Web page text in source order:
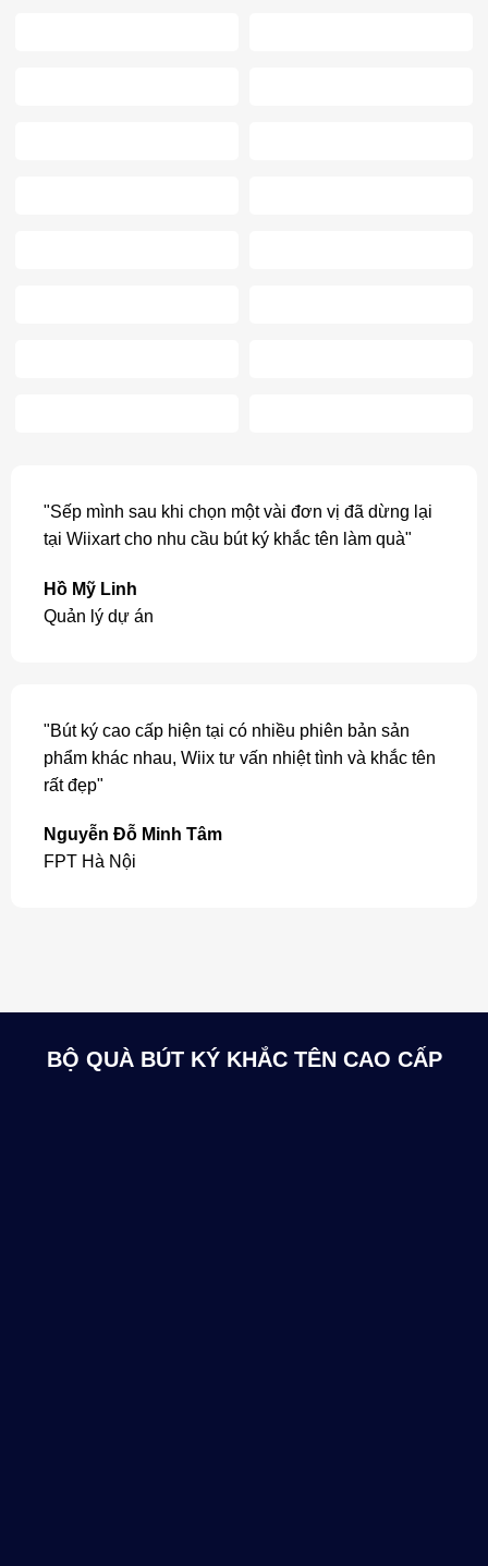
"Sếp mình sau khi chọn một vài đơn vị đã dừng lại
tại Wiixart cho nhu cầu bút ký khắc tên làm quà"
Hồ Mỹ Linh
Quản lý dự án
"Bút ký cao cấp hiện tại có nhiều phiên bản sản
phẩm khác nhau, Wiix tư vấn nhiệt tình và khắc tên
rất đẹp"
Nguyễn Đỗ Minh Tâm
FPT Hà Nội
BỘ QUÀ BÚT KÝ KHẮC TÊN CAO CẤP